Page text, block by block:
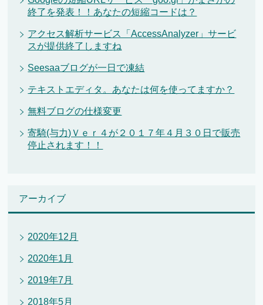
終了を発表！！あなたの短縮コードは？
アクセス解析サービス「AccessAnalyzer」サービ
スが提供終了しますね
Seesaaブログが一日で凍結
テキストエディタ。あなたは何を使ってますか？
無料ブログの仕様変更
寄騎(与力)Ｖｅｒ４が２０１７年４月３０日で販売
停止されます！！
アーカイブ
2020年12月
2020年1月
2019年7月
2018年5月